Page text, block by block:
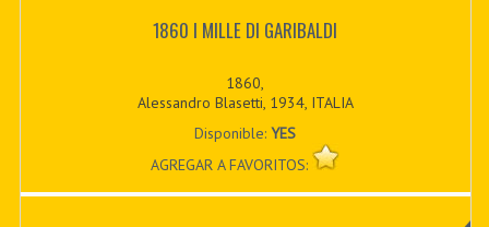
1860 I MILLE DI GARIBALDI
1860,
Alessandro Blasetti, 1934, ITALIA
Disponible:YES
AGREGAR A FAVORITOS: